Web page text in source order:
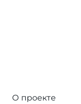
О проекте